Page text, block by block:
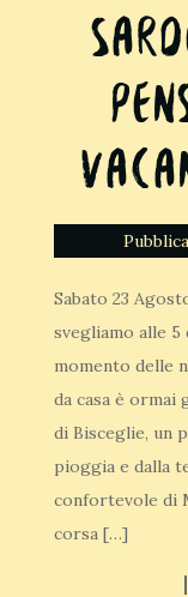
Sabato 23
svegliamo alle
momento delle
da casa è ormai
di Bisceglie, un
pioggia e dalla
confortevole di
corsa […]